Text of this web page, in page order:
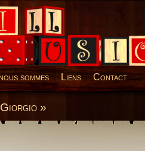
sommes Liens Contact
»